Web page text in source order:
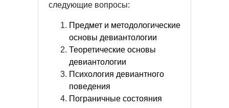
следующие вопросы:
Предмет и методологические
основы девиантологии
Теоретические основы
девиантологии
Психология девиантного
поведения
Пограничные состояния